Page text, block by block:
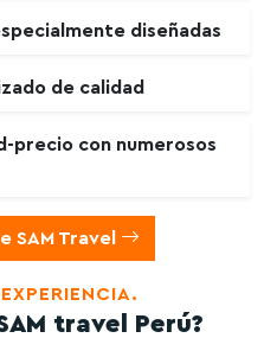
diseñadas
de calidad
precio con numerosos
SAM Travel
travel Perú?